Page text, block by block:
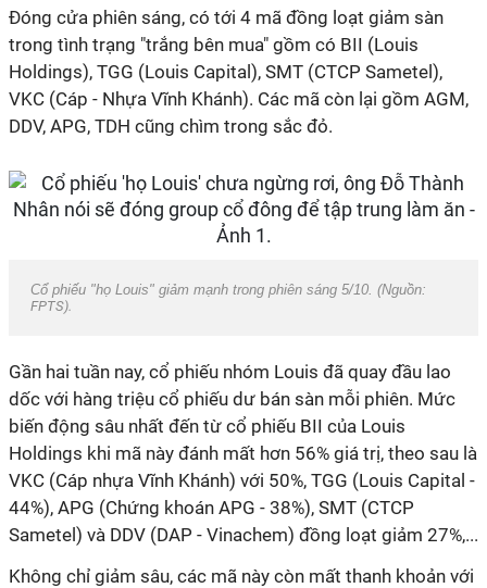
Đóng cửa phiên sáng, có tới 4 mã đồng loạt giảm sàn
trong tình trạng "trắng bên mua" gồm có BII (Louis
Holdings), TGG (Louis Capital), SMT (CTCP Sametel),
VKC (Cáp - Nhựa Vĩnh Khánh). Các mã còn lại gồm AGM,
DDV, APG, TDH cũng chìm trong sắc đỏ.
Cổ phiếu "họ Louis" giảm mạnh trong phiên sáng 5/10. (Nguồn:
FPTS).
Gần hai tuần nay, cổ phiếu nhóm Louis đã quay đầu lao
dốc với hàng triệu cổ phiếu dư bán sàn mỗi phiên. Mức
biến động sâu nhất đến từ cổ phiếu BII của Louis
Holdings khi mã này đánh mất hơn 56% giá trị, theo sau là
VKC (Cáp nhựa Vĩnh Khánh) với 50%, TGG (Louis Capital -
44%), APG (Chứng khoán APG - 38%), SMT (CTCP
Sametel) và DDV (DAP - Vinachem) đồng loạt giảm 27%,...
Không chỉ giảm sâu, các mã này còn mất thanh khoản với